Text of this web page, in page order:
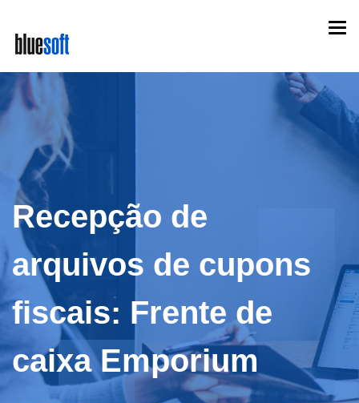
main
content
Recepção de
arquivos de cupons
fiscais: Frente de
caixa Emporium